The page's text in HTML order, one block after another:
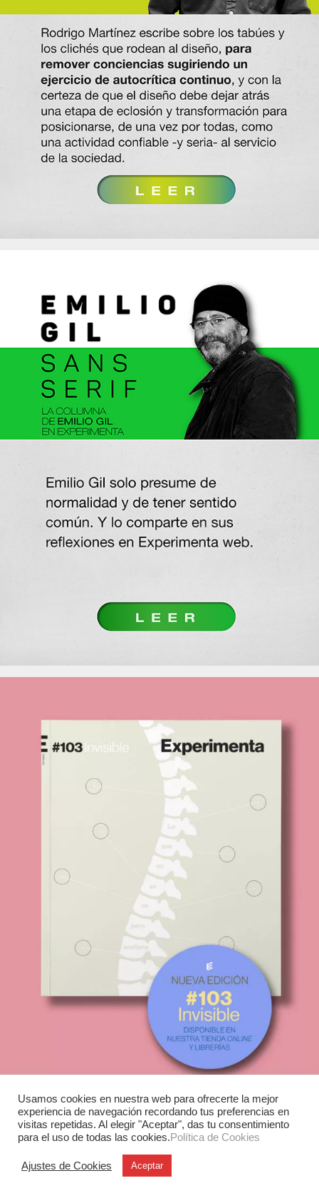
C/ Investigación, 7
Usamos cookies en nuestra web para ofrecerte la mejor
experiencia de navegación recordando tus preferencias en
visitas repetidas. Al elegir "Aceptar", das tu consentimiento
para el uso de todas las cookies.Política de Cookies
Ajustes de Cookies Aceptar